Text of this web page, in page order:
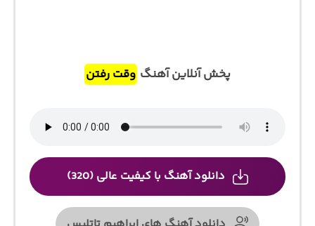
پخش آنلاین آهنگ وقت رفتن
دانلود آهنگ با کیفیت عالی (320)